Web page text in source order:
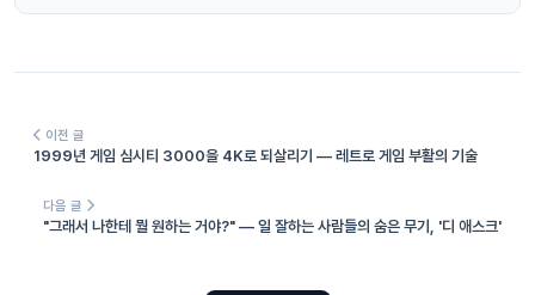
이전 글
1999년 게임 심시티 3000을 4K로 되살리기 — 레트로 게임 부활의 기술
다음 글
"그래서 나한테 뭘 원하는 거야?" — 일 잘하는 사람들의 숨은 무기, '디 애스크'